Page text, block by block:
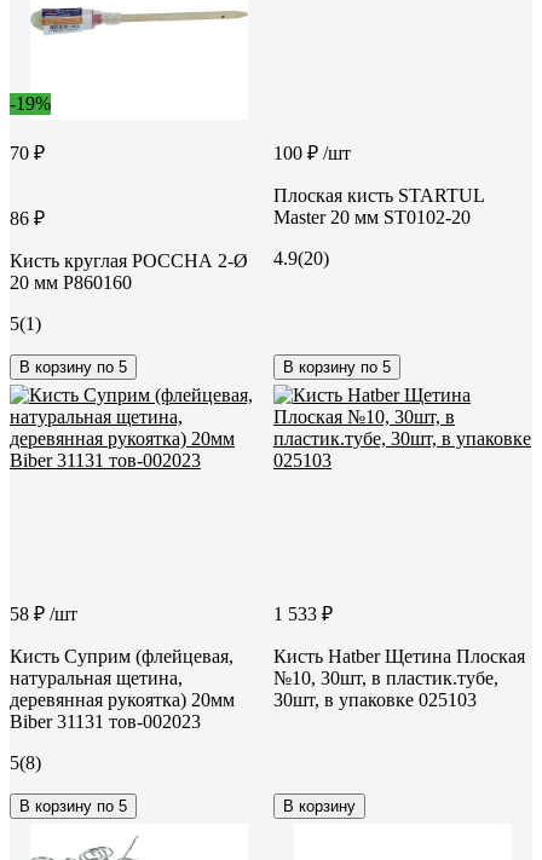
-19%
70 ₽
86 ₽
Кисть круглая РОССНА 2-Ø
20 мм Р860160
5(1)
В корзину по 5
100 ₽ /шт
Плоская кисть STARTUL
Master 20 мм ST0102-20
4.9(20)
В корзину по 5
58 ₽ /шт
Кисть Суприм (флейцевая,
натуральная щетина,
деревянная рукоятка) 20мм
Biber 31131 тов-002023
5(8)
В корзину по 5
1 533 ₽
Кисть Hatber Щетина Плоская
№10, 30шт, в пластик.тубе,
30шт, в упаковке 025103
В корзину